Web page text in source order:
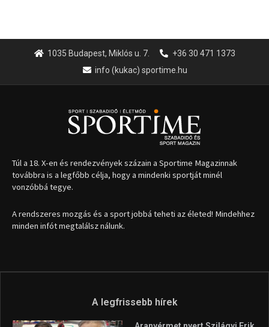
1035 Budapest, Miklós u. 7.
+36 30 471 1373
info (kukac) sportime.hu
Túl a 18. X-en és rendezvények százain a Sportime Magazinnak
továbbra is a legfőbb célja, hogy a mindenki sportját minél
vonzóbbá tegye.
A rendszeres mozgás és a sport jobbá teheti az életed! Mindehhez
minden infót megtalálsz nálunk.
A legfrissebb hírek